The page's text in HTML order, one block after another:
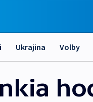
Ukrajina Volby